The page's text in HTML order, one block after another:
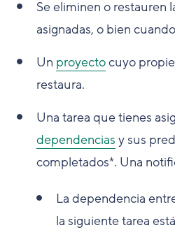
Se eliminen o restauren
asignadas, o bien
Un proyectocuyo
restaura.
Una tarea que tienes
dependencias y sus
completados*. Una
La dependencia
la siguiente tarea